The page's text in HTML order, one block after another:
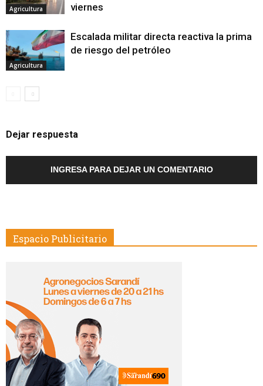
Agricultura
viernes
Agricultura
Escalada militar directa reactiva la prima
de riesgo del petróleo
Dejar respuesta
INGRESA PARA DEJAR UN COMENTARIO
Espacio Publicitario